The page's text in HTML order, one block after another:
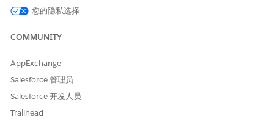
您的隐私选择
COMMUNITY
AppExchange
Salesforce 管理员
Salesforce 开发人员
Trailhead